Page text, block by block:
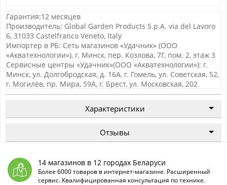
Гарантия:12 месяцев
Производитель: Global Garden Products S.p.A. via del Lavoro
6, 31033 Castelfranco Veneto, Italy
Импортер в РБ: Сеть магазинов «Удачник» (ООО
«Акватехнологии»), г. Минск, пер. Козлова, 7Г, пом. 2, этаж 3
Сервисные центры «Удачник»(ООО «Акватехнологии»): г.
Минск, ул. Долгобродская, д. 16А, г. Гомель, ул. Советская, 52,
г. Могилёв, пр. Мира, 59А, г. Брест, ул. Московская, 202
Характеристики
Отзывы
14 магазинов в 12 городах Беларуси
Более 6000 товаров в интернет-магазине. Расширенный
сервис. Квалифицированная консультация по технике.